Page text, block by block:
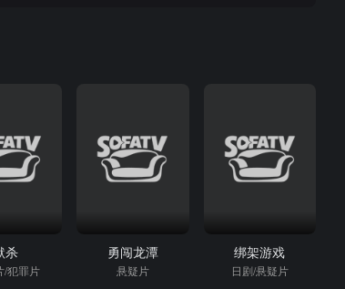
杀
/犯罪片
勇闯龙潭
悬疑片
绑架游戏
日剧/悬疑片